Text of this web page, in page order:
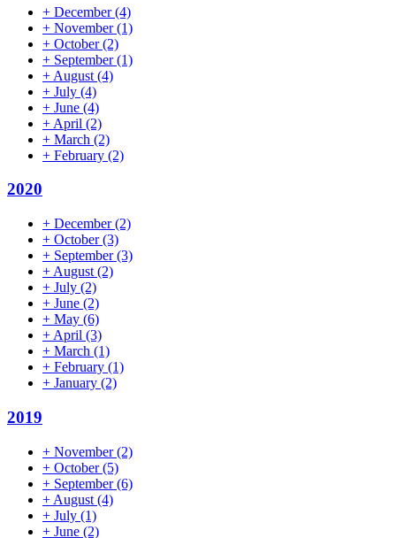
+ December(4)
+ November(1)
+ October(2)
+ September(1)
+ August (4)
+ July (4)
+ June (4)
+ April (2)
+ March (2)
+ February (2)
2020
+ December(2)
+ October(3)
+ September(3)
+ August (2)
+ July (2)
+ June (2)
+ May (6)
+ April (3)
+ March (1)
+ February (1)
+ January (2)
2019
+ November(2)
+ October(5)
+ September(6)
+ August (4)
+ July (1)
+ June (2)